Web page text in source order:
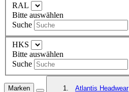
RAL
Bitte auswählen
Suche
HKS
Bitte auswählen
Suche
Marken
Atlantis Headwear